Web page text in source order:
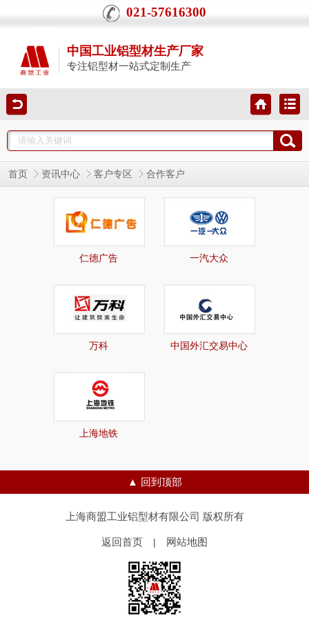
021-57616300
中国工业铝型材生产厂家
专注铝型材一站式定制生产
首页 资讯中心 客户专区 合作客户
仁德广告 一汽大众
万科 中国外汇交易中心
上海地铁
▲ 回到顶部
上海商盟工业铝型材有限公司 版权所有
返回首页 | 网站地图